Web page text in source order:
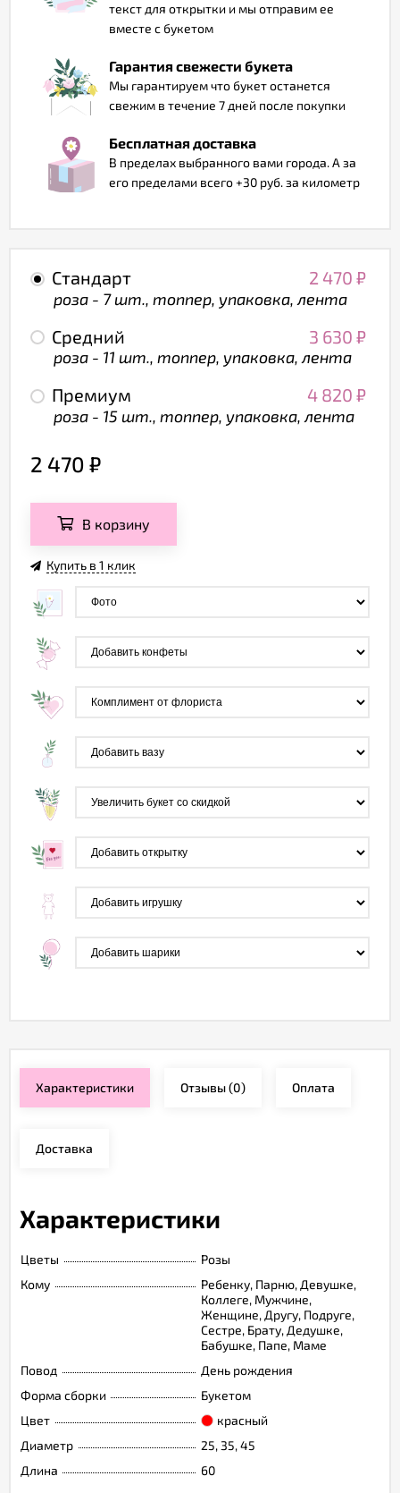
текст для открытки и мы отправим ее
вместе с букетом
Гарантия свежести букета
Мы гарантируем что букет останется
свежим в течение 7 дней после покупки
Бесплатная доставка
В пределах выбранного вами города. А за
его пределами всего +30 руб. за километр
Стандарт 2 470 ₽
роза - 7 шт., топпер, упаковка, лента
Средний 3 630 ₽
роза - 11 шт., топпер, упаковка, лента
Премиум 4 820 ₽
роза - 15 шт., топпер, упаковка, лента
2 470 ₽
В корзину
Купить в 1 клик
Характеристики Отзывы(0) Оплата
Доставка
Характеристики
Цветы
Розы
Кому
Ребенку, Парню, Девушке,
Коллеге, Мужчине,
Женщине, Другу, Подруге,
Сестре, Брату, Дедушке,
Бабушке, Папе, Маме
Повод
День рождения
Форма сборки
Букетом
Цвет
красный
Диаметр
25, 35, 45
Длина
60